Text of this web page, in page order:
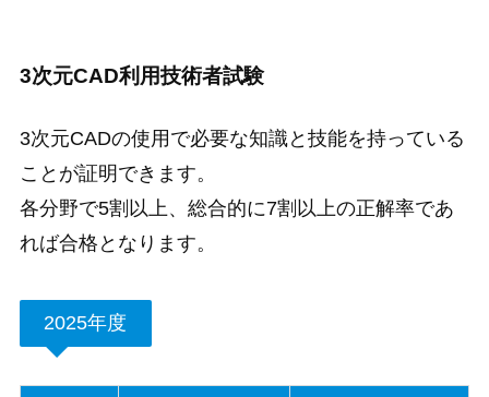
3次元CAD利用技術者試験
3次元CADの使用で必要な知識と技能を持っている
ことが証明できます。
各分野で5割以上、総合的に7割以上の正解率であ
れば合格となります。
2025年度